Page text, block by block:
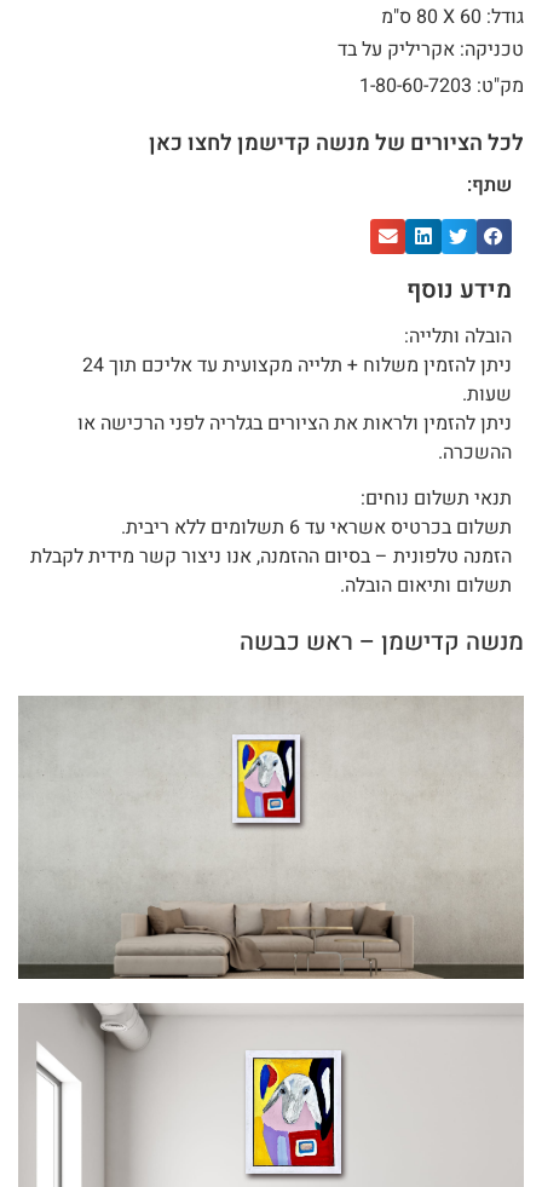
גודל: 60 X
80 ס"מ
טכניקה: אקריליק על בד
מק"ט: 1-80-60-7203
לכל הציורים של מנשה קדישמן לחצו כאן
שתף:
מידע נוסף
הובלה ותלייה:
ניתן להזמין משלוח + תלייה מקצועית עד אליכם תוך 24
שעות.
ניתן להזמין ולראות את הציורים בגלריה לפני הרכישה או
ההשכרה.
תנאי תשלום נוחים:
תשלום בכרטיס אשראי עד 6 תשלומים ללא ריבית.
הזמנה טלפונית – בסיום ההזמנה, אנו ניצור קשר מידית לקבלת
תשלום ותיאום הובלה.
מנשה קדישמן – ראש כבשה